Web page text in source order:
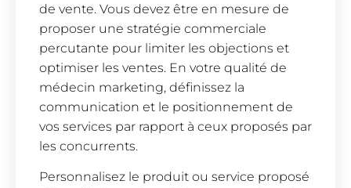
de vente. Vous devez être en mesure de
proposer une stratégie commerciale
percutante pour limiter les objections et
optimiser les ventes. En votre qualité de
médecin marketing, définissez la
communication et le positionnement de
vos services par rapport à ceux proposés par
les concurrents.
Personnalisez le produit ou service proposé